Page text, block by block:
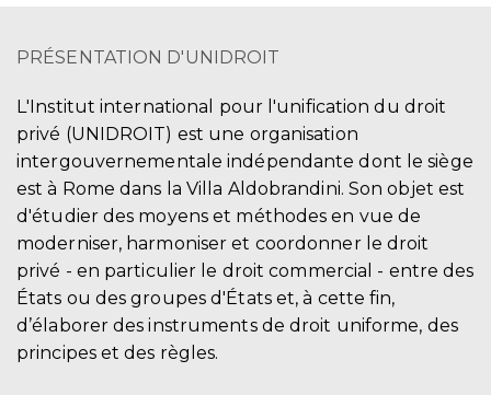
PRÉSENTATION D'UNIDROIT
L'Institut international pour l'unification du droit
privé (UNIDROIT) est une organisation
intergouvernementale indépendante dont le siège
est à Rome dans la Villa Aldobrandini. Son objet est
d'étudier des moyens et méthodes en vue de
moderniser, harmoniser et coordonner le droit
privé - en particulier le droit commercial - entre des
États ou des groupes d'États et, à cette fin,
d’élaborer des instruments de droit uniforme, des
principes et des règles.